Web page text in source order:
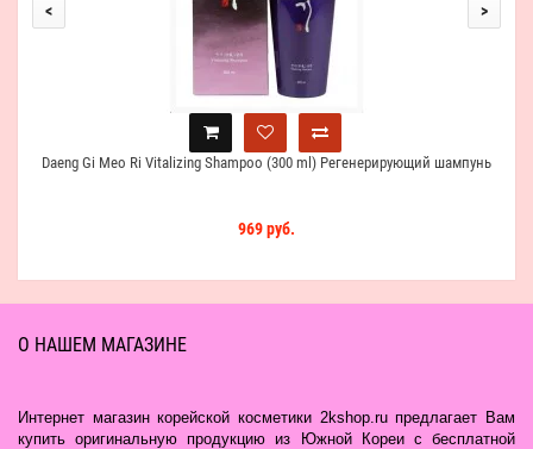
Daeng Gi Meo Ri Vitalizing Shampoo (300 ml) Регенерирующий шампунь
969 руб.
< >
О НАШЕМ МАГАЗИНЕ
Интернет магазин корейской косметики 2kshop.ru предлагает Вам
купить оригинальную продукцию из Южной Кореи с бесплатной